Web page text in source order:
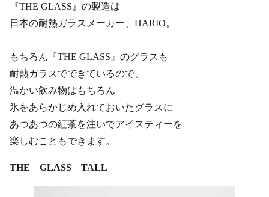
『THE GLASS』の製造は
日本の耐熱ガラスメーカー、HARIO。
もちろん『THE GLASS』のグラスも
耐熱ガラスでできているので、
温かい飲み物はもちろん
氷をあらかじめ入れておいたグラスに
あつあつの紅茶を注いでアイスティーを
楽しむこともできます。
THE GLASS TALL